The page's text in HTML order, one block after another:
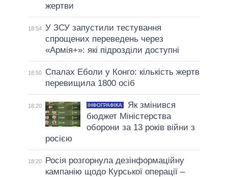
жертви
18:54 У ЗСУ запустили тестування
спрощених переведень через
«Армія+»: які підрозділи доступні
18:50
Спалах Еболи у Конго: кількість жертв
перевищила 1800 осіб
18:20 ІНФОГРАФІКА
Як змінився
бюджет Міністерства
оборони за 13 років війни з
росією
18:20
Росія розгорнула дезінформаційну
кампанію щодо Курської операції –